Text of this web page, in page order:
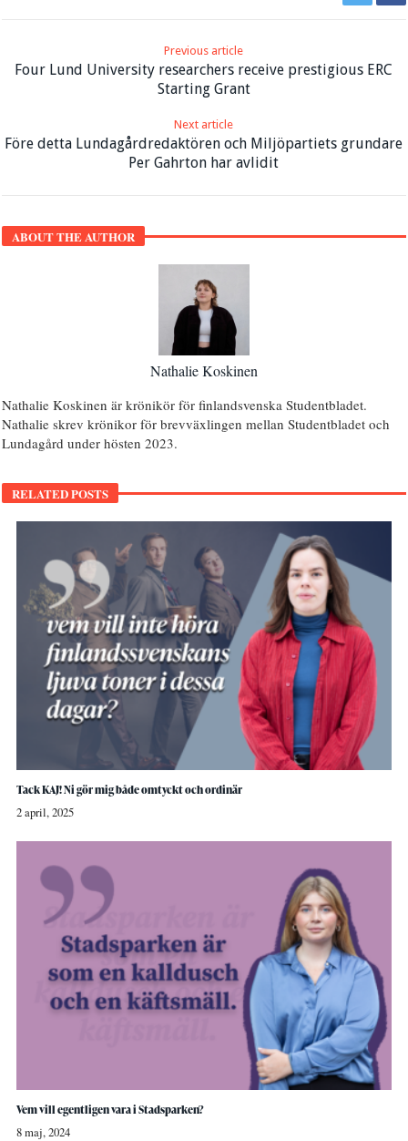
Previous article
Four Lund University researchers receive prestigious ERC
Starting Grant
Next article
Före detta Lundagårdredaktören och Miljöpartiets grundare
Per Gahrton har avlidit
ABOUT THE AUTHOR
Nathalie Koskinen
Nathalie Koskinen är krönikör för finlandsvenska Studentbladet.
Nathalie skrev krönikor för brevväxlingen mellan Studentbladet och
Lundagård under hösten 2023.
RELATED POSTS
Tack KAJ! Ni gör mig både omtyckt och ordinär
2 april, 2025
Vem vill egentligen vara i Stadsparken?
8 maj, 2024